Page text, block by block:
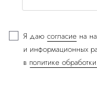
Я даю согласие на
и информационных
в политике